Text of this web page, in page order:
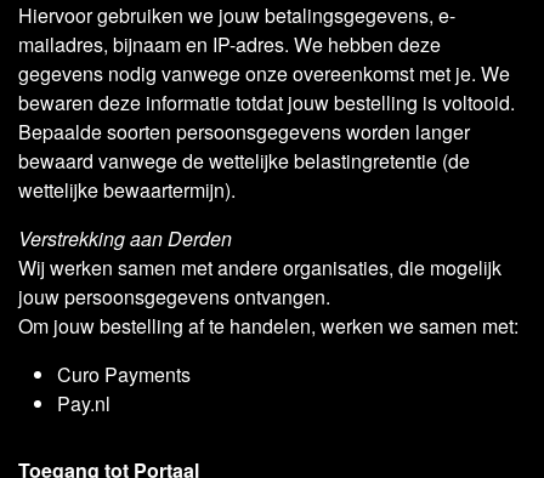
Hiervoor gebruiken we jouw betalingsgegevens, e-
mailadres, bijnaam en IP-adres. We hebben deze
gegevens nodig vanwege onze overeenkomst met je. We
bewaren deze informatie totdat jouw bestelling is voltooid.
Bepaalde soorten persoonsgegevens worden langer
bewaard vanwege de wettelijke belastingretentie (de
wettelijke bewaartermijn).
Verstrekking aan Derden
Wij werken samen met andere organisaties, die mogelijk
jouw persoonsgegevens ontvangen.
Om jouw bestelling af te handelen, werken we samen met:
Curo Payments
Pay.nl
Toegang tot Portaal